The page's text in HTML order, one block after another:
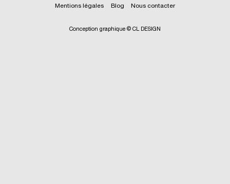
Mentions légales Blog Nous contacter
Conception graphique © CL DESIGN